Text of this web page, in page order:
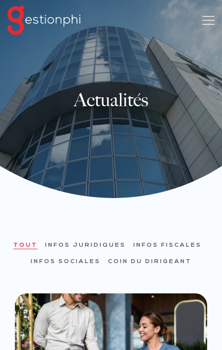
Actualités
TOUT INFOS JURIDIQUES INFOS FISCALES
INFOS SOCIALES COIN DU DIRIGEANT